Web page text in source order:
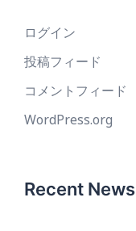
ログイン
投稿フィード
コメントフィード
WordPress.org
Recent News